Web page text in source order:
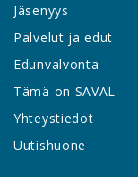
Jäsenyys
Palvelut ja edut
Edunvalvonta
Tämä on SAVAL
Yhteystiedot
Uutishuone